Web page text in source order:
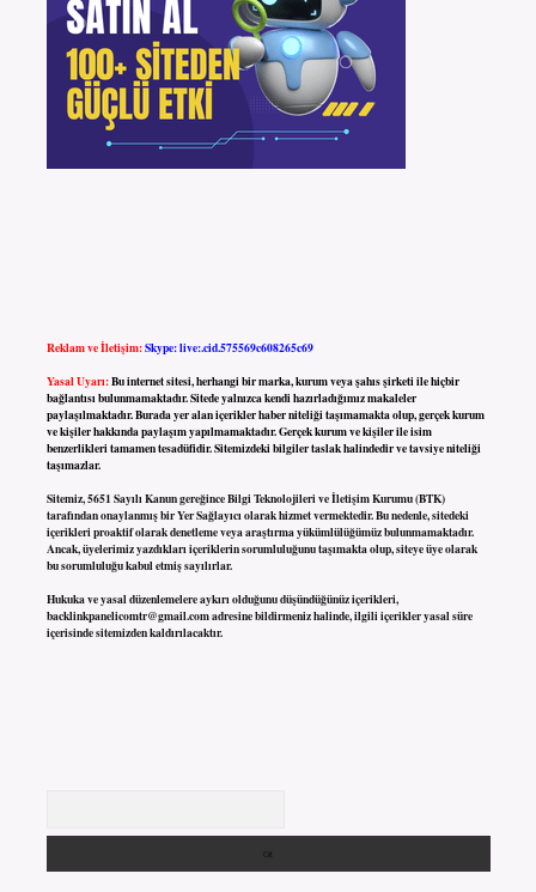
Reklam ve İletişim:Skype: live:.cid.575569c608265c69
Yasal Uyarı:Bu internet sitesi, herhangi bir marka, kurum veya şahıs şirketi ile hiçbir
bağlantısı bulunmamaktadır. Sitede yalnızca kendi hazırladığımız makaleler
paylaşılmaktadır. Burada yer alan içerikler haber niteliği taşımamakta olup, gerçek kurum
ve kişiler hakkında paylaşım yapılmamaktadır. Gerçek kurum ve kişiler ile isim
benzerlikleri tamamen tesadüfidir. Sitemizdeki bilgiler taslak halindedir ve tavsiye niteliği
taşımazlar.
Sitemiz, 5651 Sayılı Kanun gereğince Bilgi Teknolojileri ve İletişim Kurumu (BTK)
tarafından onaylanmış bir Yer Sağlayıcı olarak hizmet vermektedir. Bu nedenle, sitedeki
içerikleri proaktif olarak denetleme veya araştırma yükümlülüğümüz bulunmamaktadır.
Ancak, üyelerimiz yazdıkları içeriklerin sorumluluğunu taşımakta olup, siteye üye olarak
bu sorumluluğu kabul etmiş sayılırlar.
Hukuka ve yasal düzenlemelere aykırı olduğunu düşündüğünüz içerikleri,
backlinkpanelicomtr@gmail.comadresine bildirmeniz halinde, ilgili içerikler yasal süre
içerisinde sitemizden kaldırılacaktır.